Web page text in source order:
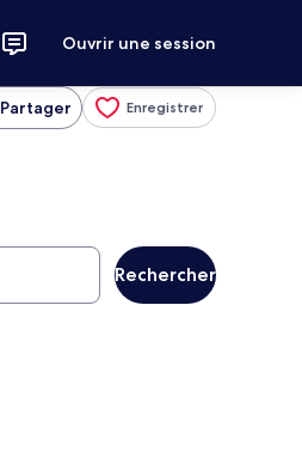
Ouvrir une session
Partager Enregistrer
Rechercher